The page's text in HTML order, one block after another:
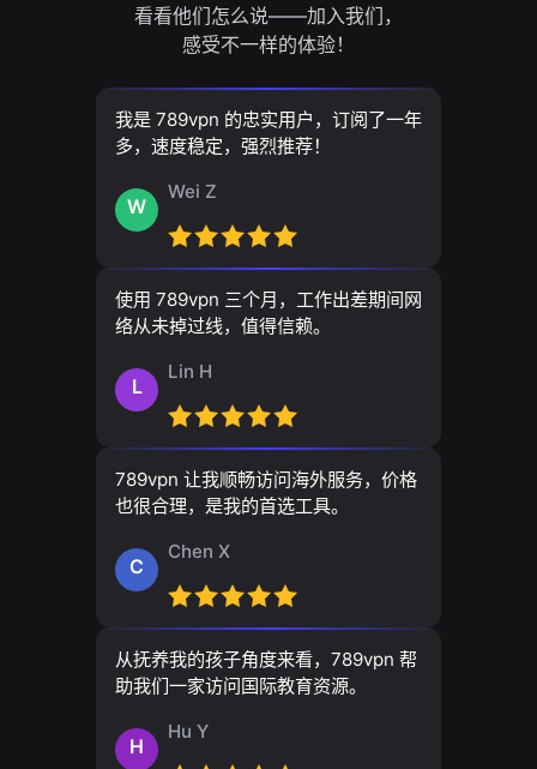
看看他们怎么说——加入我们，
感受不一样的体验！
我是 789vpn 的忠实用户，订阅了一年
多，速度稳定，强烈推荐！
W
Wei Z
使用 789vpn 三个月，工作出差期间网
络从未掉过线，值得信赖。
L
Lin H
789vpn 让我顺畅访问海外服务，价格
也很合理，是我的首选工具。
C
Chen X
从抚养我的孩子角度来看，789vpn 帮
助我们一家访问国际教育资源。
H
Hu Y